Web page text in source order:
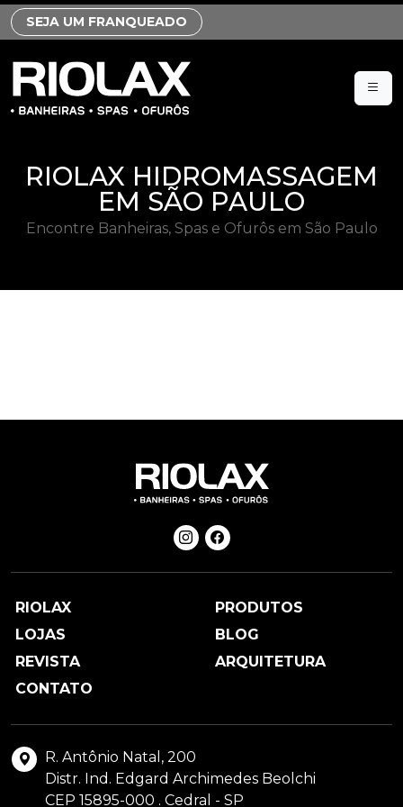
SEJA UM FRANQUEADO
RIOLAX HIDROMASSAGEM
EM SÃO PAULO
Encontre Banheiras, Spas e Ofurôs em São Paulo
RIOLAX
PRODUTOS
LOJAS
BLOG
REVISTA
ARQUITETURA
CONTATO
R. Antônio Natal, 200
Distr. Ind. Edgard Archimedes Beolchi
CEP 15895-000 . Cedral - SP